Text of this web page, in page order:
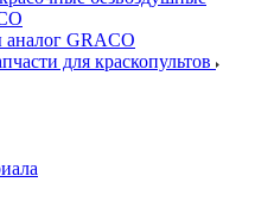
аналог GRACO
для краскопультов